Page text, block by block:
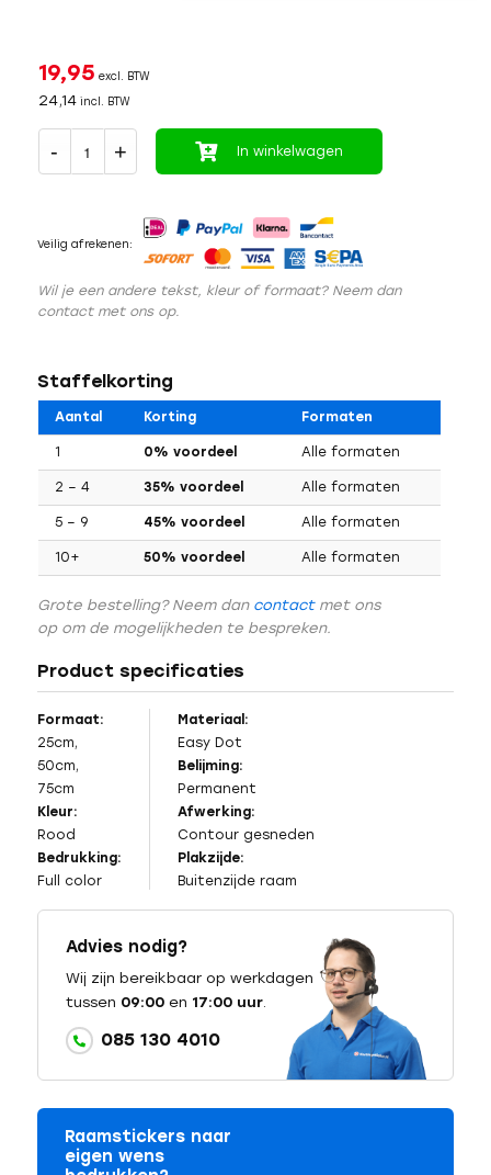
19,95 excl. BTW
24,14incl. BTW
In winkelwagen
Veilig afrekenen:
Wil je een andere tekst, kleur of formaat? Neem dan
contact met ons op.
Staffelkorting
Aantal Korting Formaten
1 0% voordeel Alle formaten
2 – 4 35% voordeel Alle formaten
5 – 9 45% voordeel Alle formaten
10+ 50% voordeel Alle formaten
Grote bestelling? Neem dan contactmet ons
op om de mogelijkheden te bespreken.
Product specificaties
Formaat:
25cm,
50cm,
75cm
Kleur:
Rood
Bedrukking:
Full color
Materiaal:
Easy Dot
Belijming:
Permanent
Afwerking:
Contour gesneden
Plakzijde:
Buitenzijde raam
Advies nodig?
Wij zijn bereikbaar op werkdagen
tussen 09:00en 17:00 uur.
085 130 4010
Raamstickers naar
eigen wens